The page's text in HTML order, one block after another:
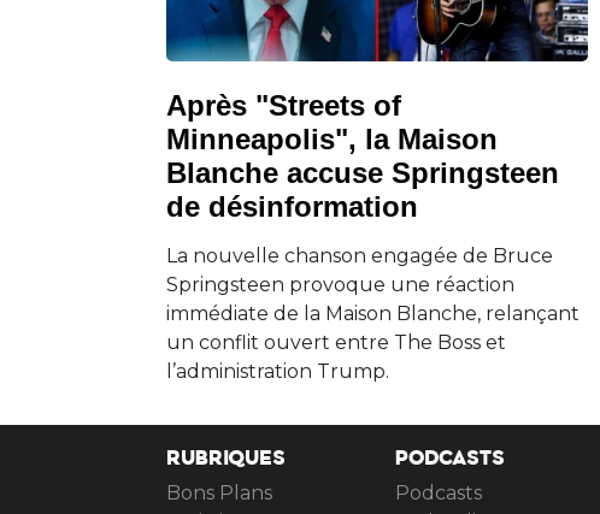
Après "Streets of
Minneapolis", la Maison
Blanche accuse Springsteen
de désinformation
La nouvelle chanson engagée de Bruce
Springsteen provoque une réaction
immédiate de la Maison Blanche, relançant
un conflit ouvert entre The Boss et
l’administration Trump.
RUBRIQUES
Bons Plans
PODCASTS
Podcasts